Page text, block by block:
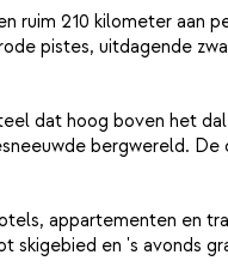
ruim 210 kilometer aan
pistes, uitdagende
dat hoog boven het
bergwereld. De
appartementen en
en 's avonds